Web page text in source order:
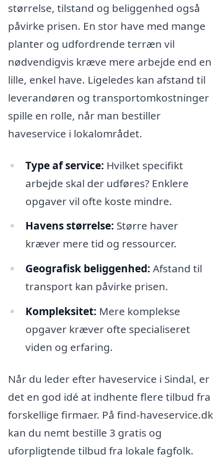
størrelse, tilstand og beliggenhed også
påvirke prisen. En stor have med mange
planter og udfordrende terræn vil
nødvendigvis kræve mere arbejde end en
lille, enkel have. Ligeledes kan afstand til
leverandøren og transportomkostninger
spille en rolle, når man bestiller
haveservice i lokalområdet.
Type af service: Hvilket specifikt
arbejde skal der udføres? Enklere
opgaver vil ofte koste mindre.
Havens størrelse: Større haver
kræver mere tid og ressourcer.
Geografisk beliggenhed: Afstand til
transport kan påvirke prisen.
Kompleksitet: Mere komplekse
opgaver kræver ofte specialiseret
viden og erfaring.
Når du leder efter haveservice i Sindal, er
det en god idé at indhente flere tilbud fra
forskellige firmaer. På find-haveservice.dk
kan du nemt bestille 3 gratis og
uforpligtende tilbud fra lokale fagfolk.